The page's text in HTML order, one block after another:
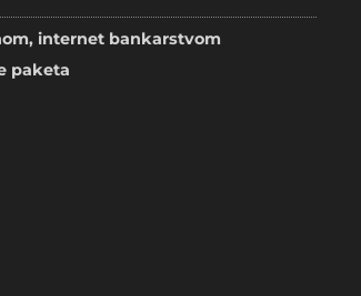
internet bankarstvom
paketa